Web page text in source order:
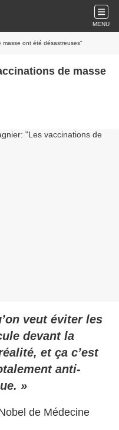
MENU
ont été désastreuses"
de masse
veut éviter les
devant la
et ça c’est
anti-
»
de Médecine